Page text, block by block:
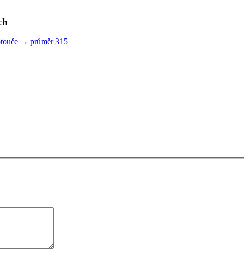
→ průměr 315